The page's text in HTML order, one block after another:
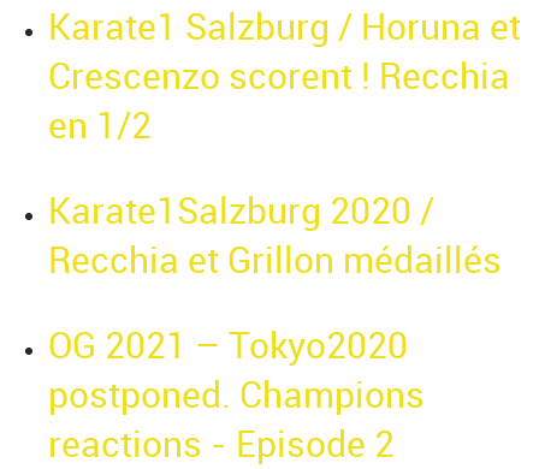
Karate1 Salzburg / Horuna et
Crescenzo scorent ! Recchia
en 1/2
Karate1Salzburg 2020 /
Recchia et Grillon médaillés
OG 2021 – Tokyo2020
postponed. Champions
reactions - Episode 2